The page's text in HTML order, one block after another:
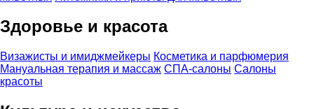
Здоровье и красота
Визажисты и имиджмейкеры Косметика и парфюмерия
Мануальная терапия и массаж СПА-салоны Салоны
красоты